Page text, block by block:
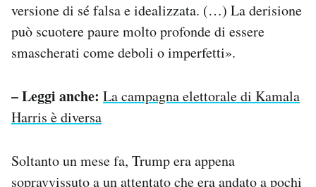
versione di sé falsa e idealizzata. (…) La derisione
può scuotere paure molto profonde di essere
smascherati come deboli o imperfetti».
– Leggi anche: La campagna elettorale di Kamala
Harris è diversa
Soltanto un mese fa, Trump era appena
sopravvissuto a un attentato che era andato a pochi